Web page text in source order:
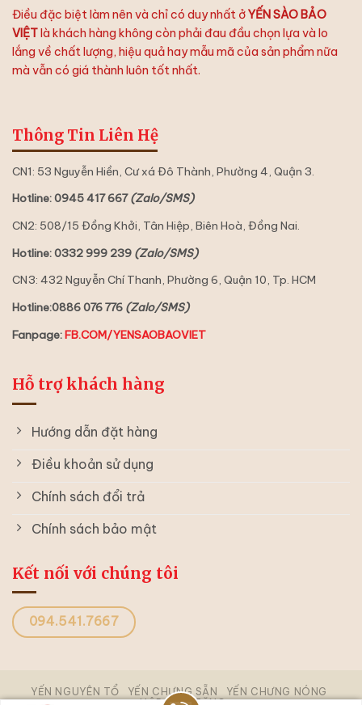
Điều đặc biệt làm nên và chỉ có duy nhất ởYẾN SÀO BẢO
VIỆTlà khách hàng không còn phải đau đầu chọn lựa và lo
lắng về chất lượng, hiệu quả hay mẫu mã của sản phẩm nữa
mà vẫn có giá thành luôn tốt nhất.
Thông Tin Liên Hệ
CN1: 53 Nguyễn Hiền, Cư xá Đô Thành, Phường 4, Quận 3.
Hotline: 0945 417 667(Zalo/SMS)
CN2: 508/15 Đồng Khởi, Tân Hiệp, Biên Hoà, Đồng Nai.
Hotline: 0332 999 239 (Zalo/SMS)
CN3: 432 Nguyễn Chí Thanh, Phường 6, Quận 10, Tp. HCM
Hotline:0886 076 776 (Zalo/SMS)
Fanpage:FB.COM/YENSAOBAOVIET
Hỗ trợ khách hàng
Hướng dẫn đặt hàng
Điều khoản sử dụng
Chính sách đổi trả
Chính sách bảo mật
Kết nối với chúng tôi
094.541.7667
YẾN NGUYÊN TỔ YẾN CHƯNG SẴN
YẾN CHƯNG NÓNG